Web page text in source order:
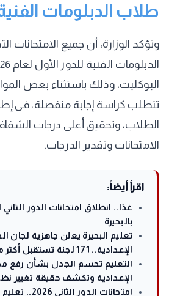
طلاب الدبلومات
وتؤكد الوزارة، أن جميع الامتحانات
البوكليت، وذلك باستثناء بعض
تتطلب كراسة إجابة منفصلة، فى
الطلاب، وتحقيق أعلى درجات
الامتحانات وتقدير الدرجات.
اقرأ أيضاً:
غدًا.. انطلاق امتحانات الدور
بالبحيرة
تعليم البحيرة يعلن جاهزية لجان
الإعدادية.. 171 لجنة تستقبل أكثر من 34 ألف طالب
التعليم تحسم الجدل بشأن رفع
الإعدادية وتكشف حقيقة تغيير
امتحانات